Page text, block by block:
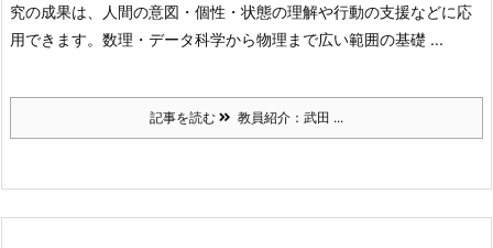
究の成果は、人間の意図・個性・状態の理解や行動の支援などに応
用できます。数理・データ科学から物理まで広い範囲の基礎 ...
記事を読む 教員紹介：武田 ...